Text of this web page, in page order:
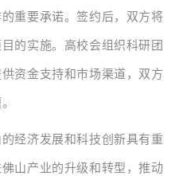
重要承诺。签约后，双方将
的实施。高校会组织科研团
资金支持和市场渠道，双方
经济发展和科技创新具有重
山产业的升级和转型，推动